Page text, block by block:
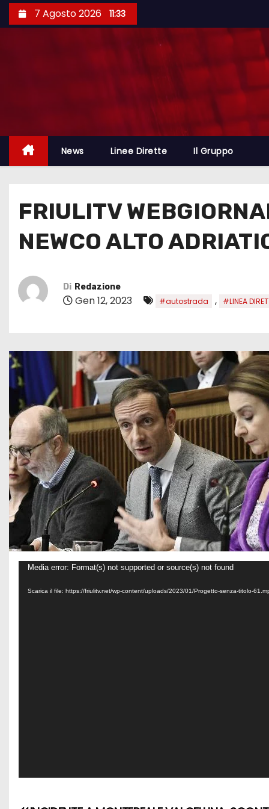
7 Agosto 2026 11:33
News Linee Dirette Il Gruppo
FRIULITV
NEWCO ALTO
Di Redazione
Gen 12, 2023 #autostrada , #LINEA
Media error: Format(s) not supported or source(s) not found
Scarica il file: https://friulitv.net/wp-content/uploads/2023/01/Progetto-senza-titolo-